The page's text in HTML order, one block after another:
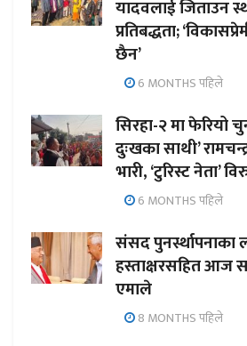
यादवलाई जिताउन
प्रतिबद्धता;
छैन’
6 MONTHS पहिले
सिरहा-२ मा फेरियो
दुःखका साथी’
भारी, ‘टुरिस्ट नेता’
6 MONTHS पहिले
संसद पुनर्स्थापनाका
हस्ताक्षरसहित आज
एमाले
8 MONTHS पहिले